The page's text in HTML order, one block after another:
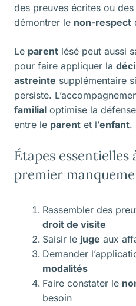
des preuves écrites ou
démontrer le non-respect
Le parent lésé peut aussi
pour faire appliquer la
astreinte supplémentaire
persiste.
familial optimise la
entre le parent et l’enfant.
Étapes essentielles
premier
Rassembler des
droit de visite
Saisir le juge aux
Demander
modalités
Faire constater le
besoin